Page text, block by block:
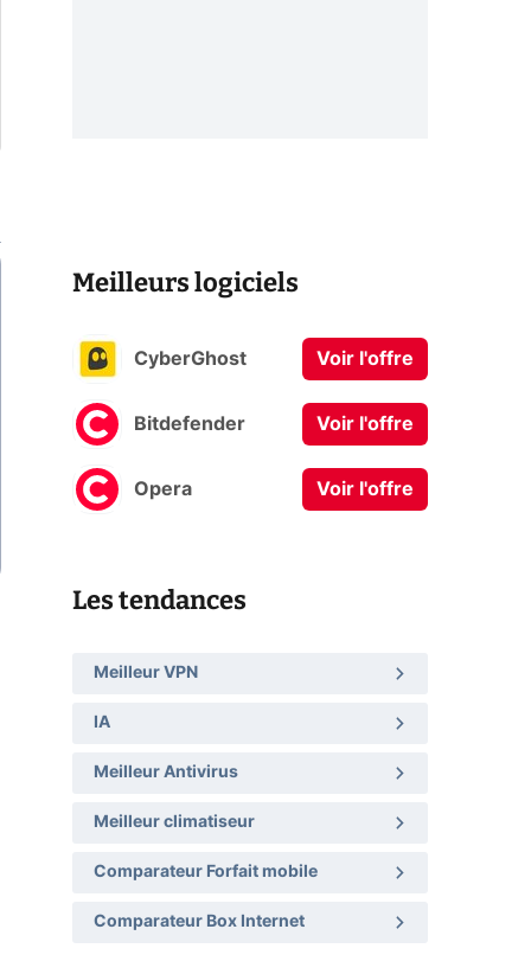
Meilleurs logiciels
CyberGhost Voir l'offre
Bitdefender Voir l'offre
Opera Voir l'offre
Les tendances
Meilleur VPN
IA
Meilleur Antivirus
Meilleur climatiseur
Comparateur Forfait mobile
Comparateur Box Internet